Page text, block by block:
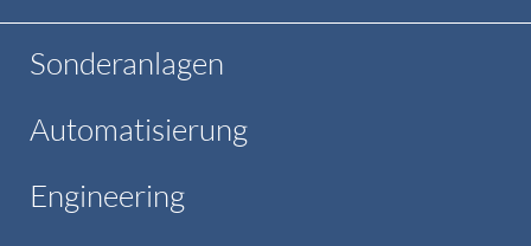
Sonderanlagen
Automatisierung
Engineering